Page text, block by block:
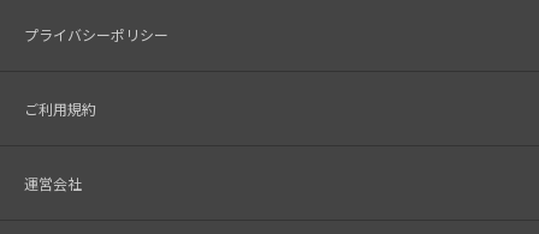
プライバシーポリシー
ご利用規約
運営会社